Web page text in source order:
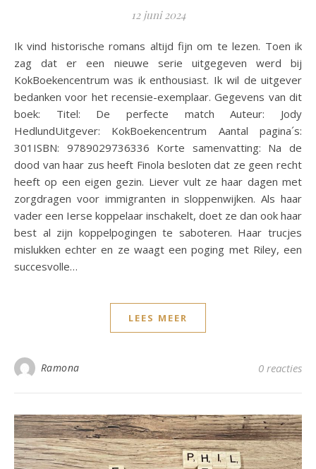
12 juni 2024
Ik vind historische romans altijd fijn om te lezen. Toen ik
zag dat er een nieuwe serie uitgegeven werd bij
KokBoekencentrum was ik enthousiast. Ik wil de uitgever
bedanken voor het recensie-exemplaar. Gegevens van dit
boek: Titel: De perfecte match Auteur: Jody
HedlundUitgever: KokBoekencentrum Aantal pagina´s:
301ISBN: 9789029736336 Korte samenvatting: Na de
dood van haar zus heeft Finola besloten dat ze geen recht
heeft op een eigen gezin. Liever vult ze haar dagen met
zorgdragen voor immigranten in sloppenwijken. Als haar
vader een Ierse koppelaar inschakelt, doet ze dan ook haar
best al zijn koppelpogingen te saboteren. Haar trucjes
mislukken echter en ze waagt een poging met Riley, een
succesvolle…
LEES MEER
Ramona 0 reacties